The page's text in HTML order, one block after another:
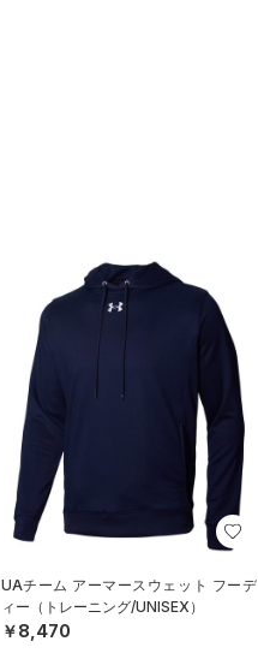
UAチーム アーマースウェット フーデ
ィー（トレーニング/UNISEX）
￥8,470